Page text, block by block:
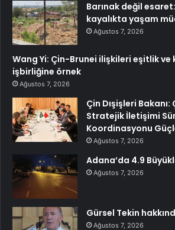
Barınak değil
kayalıkta yaşam
Ağustos 7, 2026
Wang Yi: Çin-Brunei ilişkileri eşitlik
işbirliğine örnek
Ağustos 7, 2026
Çin Dışişleri
Stratejik İletişimi
Koordinasyonu
Ağustos 7, 2026
Adana’da 4.9
Ağustos 7, 2026
Gürsel Tekin
Ağustos 7, 2026